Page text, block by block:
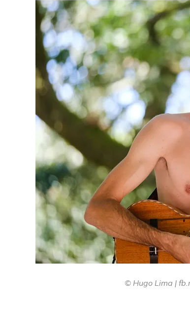
© Hugo Lima |